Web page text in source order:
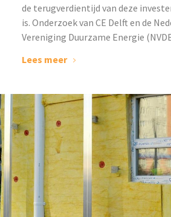
de terugverdientijd van deze
is. Onderzoek van CE Delft en de
Vereniging Duurzame Energie
Lees meer